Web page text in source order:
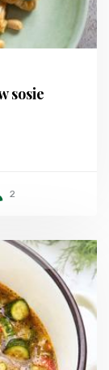
sosie
2